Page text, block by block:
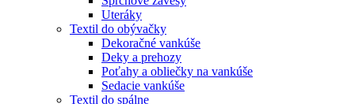
Uteráky
Textil do obývačky
Dekoračné vankúše
Deky a prehozy
Poťahy a obliečky na vankúše
Sedacie vankúše
Textil do spálne